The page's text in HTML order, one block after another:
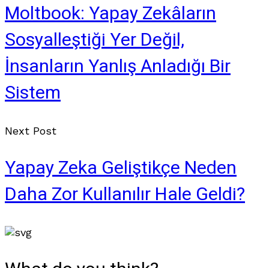
Moltbook: Yapay Zekâların
Sosyalleştiği Yer Değil,
İnsanların Yanlış Anladığı Bir
Sistem
Next Post
Yapay Zeka Geliştikçe Neden
Daha Zor Kullanılır Hale Geldi?